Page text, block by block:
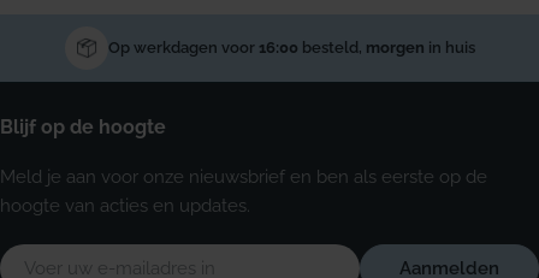
Op werkdagen voor 16:00 besteld, morgen in huis
Blijf op de hoogte
Meld je aan voor onze nieuwsbrief en ben als eerste op de
hoogte van acties en updates.
E-
Aanmelden